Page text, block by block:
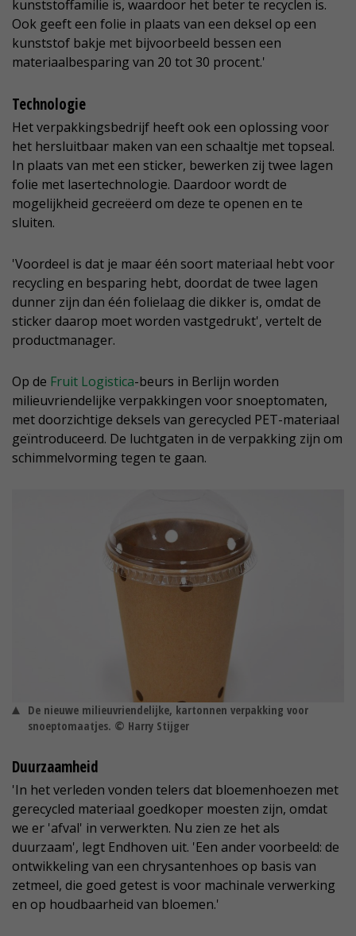
kunststoffamilie is, waardoor het beter te recyclen is.
Ook geeft een folie in plaats van een deksel op een
kunststof bakje met bijvoorbeeld bessen een
materiaalbesparing van 20 tot 30 procent.'
Technologie
Het verpakkingsbedrijf heeft ook een oplossing voor
het hersluitbaar maken van een schaaltje met topseal.
In plaats van met een sticker, bewerken zij twee lagen
folie met lasertechnologie. Daardoor wordt de
mogelijkheid gecreëerd om deze te openen en te
sluiten.
'Voordeel is dat je maar één soort materiaal hebt voor
recycling en besparing hebt, doordat de twee lagen
dunner zijn dan één folielaag die dikker is, omdat de
sticker daarop moet worden vastgedrukt', vertelt de
productmanager.
Op de Fruit Logistica-beurs in Berlijn worden
milieuvriendelijke verpakkingen voor snoeptomaten,
met doorzichtige deksels van gerecycled PET-materiaal
geïntroduceerd. De luchtgaten in de verpakking zijn om
schimmelvorming tegen te gaan.
De nieuwe milieuvriendelijke, kartonnen verpakking voor
snoeptomaatjes. © Harry Stijger
Duurzaamheid
'In het verleden vonden telers dat bloemenhoezen met
gerecycled materiaal goedkoper moesten zijn, omdat
we er 'afval' in verwerkten. Nu zien ze het als
duurzaam', legt Endhoven uit. 'Een ander voorbeeld: de
ontwikkeling van een chrysantenhoes op basis van
zetmeel, die goed getest is voor machinale verwerking
en op houdbaarheid van bloemen.'